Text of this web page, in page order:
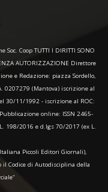
Coop TUTTI I DIRITTI SONO
AUTORIZZAZIONE Direttore
e Redazione: piazza Sordello,
0207279 (Mantova) iscrizione al
30/11/1992 - iscrizione al ROC:
online: ISSN 2465-
198/2016 e d.lgs 70/2017 (ex L.
Piccoli Editori Giornali),
il Codice di Autodisciplina della